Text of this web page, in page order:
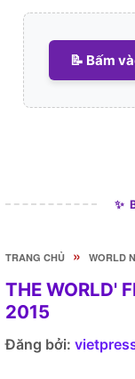
📝 Bấm
✨
TRANG CHỦ » WORLD
THE WORLD'
2015
Đăng bởi: